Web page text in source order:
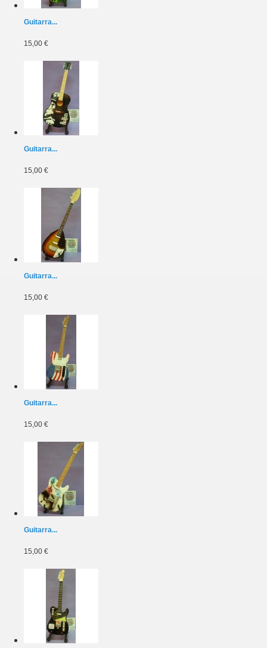
Guitarra...
15,00 €
Guitarra...
15,00 €
Guitarra...
15,00 €
Guitarra...
15,00 €
Guitarra...
15,00 €